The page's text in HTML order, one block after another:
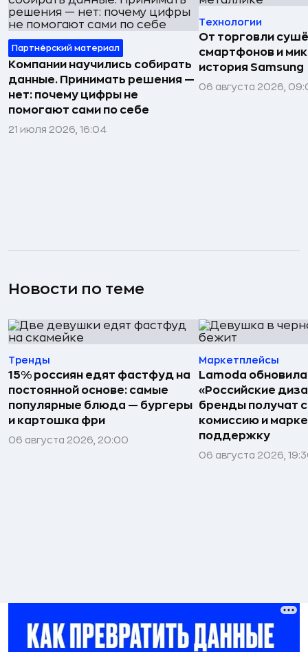
Партнёрский материал
Компании научились собирать
данные. Принимать решения —
нет: почему цифры не
помогают сами по себе
21 июля 2026, 16:04
Технологии
От торговли
смартфонов и
история Samsung
06 августа 2026,
Новости по теме
Тренды
15% россиян едят фастфуд на
постоянной основе: самые
популярные блюда — бургеры
и картошка фри
06 августа 2026, 20:00
Маркетплейсы
Lamoda
«Российские
бренды получат
комиссию и
поддержку
06 августа 2026,